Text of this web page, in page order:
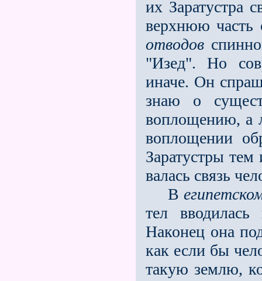
их Заратустра
верхнюю
отводов
"Изед". Но
иначе. Он
знаю о
воплощению, а
воплощении
Заратустры
валась связь
В
тел
Наконец она
как если бы
такую землю,